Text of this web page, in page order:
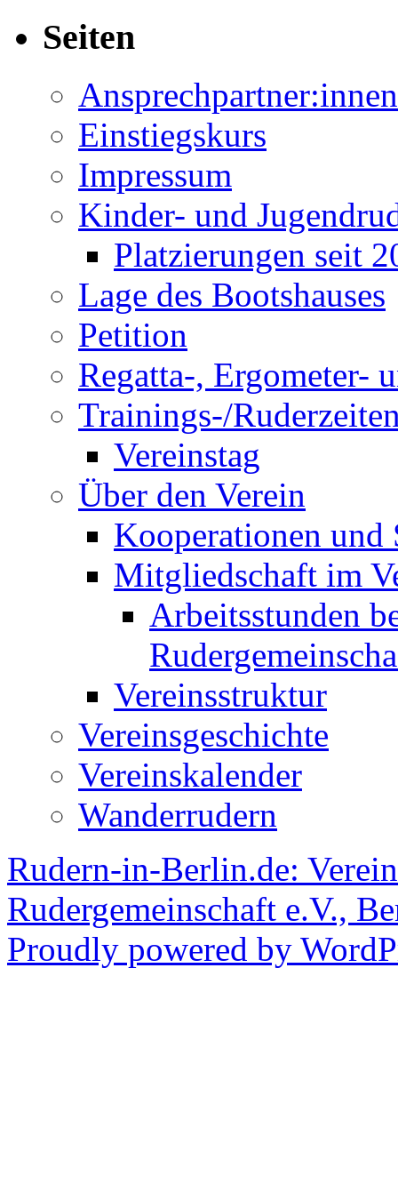
Seiten
Ansprechpartner:innen
Einstiegskurs
Impressum
Kinder- und
Platzierungen seit
Lage des Bootshauses
Petition
Regatta-, Ergometer-
Trainings-/
Vereinstag
Über den Verein
Kooperationen und
Mitgliedschaft im
Arbeitsstunden
Vereinsstruktur
Vereinsgeschichte
Vereinskalender
Wanderrudern
Rudern-in-Berlin.de:
Rudergemeinschaft e.V.,
Proudly powered by